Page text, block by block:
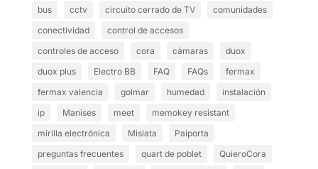
bus
cctv circuito cerrado de TV
comunidades
conectividad
control de accesos
controles de acceso
cora cámaras
duox
duox plus
Electro BB FAQ FAQs
fermax
fermax valencia
golmar humedad
instalación
ip
Manises meet
memokey resistant
mirilla electrónica
Mislata
Paiporta
preguntas frecuentes
quart de poblet
QuieroCora